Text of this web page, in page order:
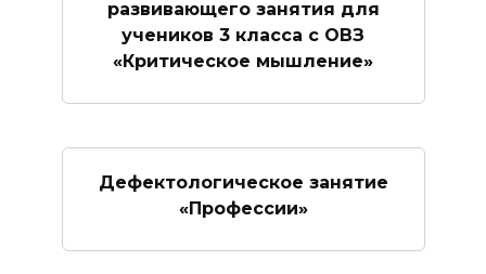
развивающего занятия для
учеников 3 класса с ОВЗ
«Критическое мышление»
Дефектологическое занятие
«Профессии»